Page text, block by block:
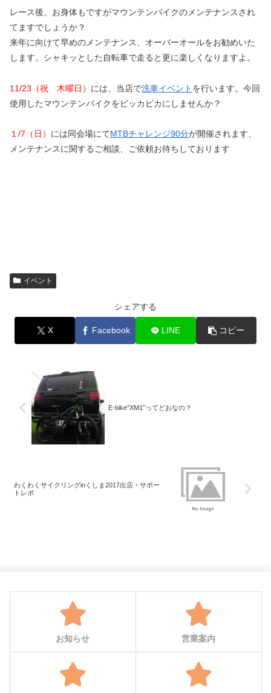
レース後、お身体もですがマウンテンバイクのメンテナンスされ
てますでしょうか？
来年に向けて早めのメンテナンス、オーバーオールをお勧めいた
します。シャキッとした自転車で走ると更に楽しくなりますよ。
11/23（祝 木曜日） には、当店で洗車イベント を行います。今回
使用したマウンテンバイクをピッカピカにしませんか？
１/7（日） には同会場にてMTBチャレンジ90分が開催されます、
メンテナンスに関するご相談、ご依頼お待ちしております
イベント
シェアする
X Facebook LINE コピー
E-bike”XM1″ってどおなの？
わくわくサイクリングinくしま2017出店・サポー
トレポ
お知らせ 営業案内